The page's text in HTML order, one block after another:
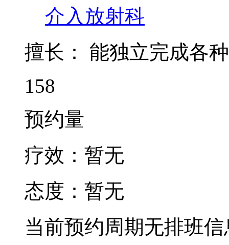
介入放射科
擅长：
能独立完成各
158
预约量
疗效： 暂无
态度： 暂无
当前预约周期无排班信